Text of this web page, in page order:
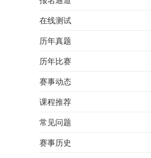
在线测试
历年真题
历年比赛
赛事动态
课程推荐
常见问题
赛事历史